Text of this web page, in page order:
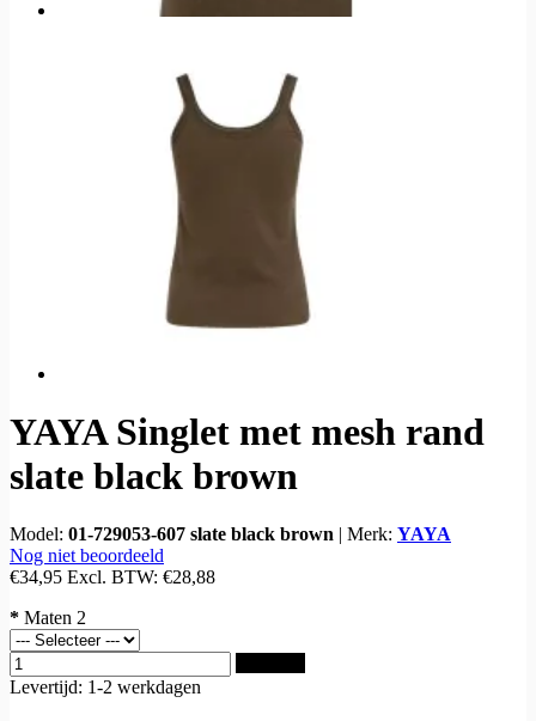
YAYA Singlet met mesh rand
slate black brown
Model: 01-729053-607 slate black brown | Merk: YAYA
Nog niet beoordeeld
€34,95 Excl. BTW: €28,88
* Maten 2
Levertijd: 1-2 werkdagen